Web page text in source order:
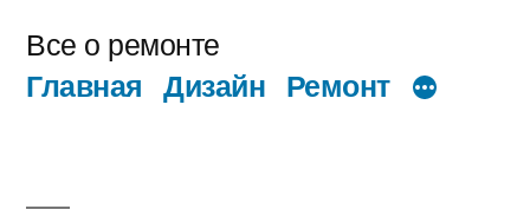
содержимому
Все о ремонте
Главная Дизайн Ремонт